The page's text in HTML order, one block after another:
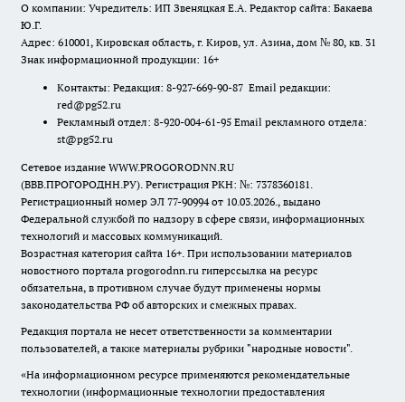
О компании: Учредитель: ИП Звеняцкая Е.А. Редактор сайта: Бакаева
Ю.Г.
Адрес: 610001, Кировская область, г. Киров, ул. Азина, дом № 80, кв. 31
Знак информационной продукции: 16+
Контакты: Редакция: 8-927-669-90-87 Email редакции:
red@pg52.ru
Рекламный отдел: 8-920-004-61-95 Email рекламного отдела:
st@pg52.ru
Сетевое издание WWW.PROGORODNN.RU
(ВВВ.ПРОГОРОДНН.РУ). Регистрация РКН: №: 7378360181.
Регистрационный номер ЭЛ 77-90994 от 10.03.2026., выдано
Федеральной службой по надзору в сфере связи, информационных
технологий и массовых коммуникаций.
Возрастная категория сайта 16+. При использовании материалов
новостного портала progorodnn.ru гиперссылка на ресурс
обязательна, в противном случае будут применены нормы
законодательства РФ об авторских и смежных правах.
Редакция портала не несет ответственности за комментарии
пользователей, а также материалы рубрики "народные новости".
«На информационном ресурсе применяются рекомендательные
технологии (информационные технологии предоставления